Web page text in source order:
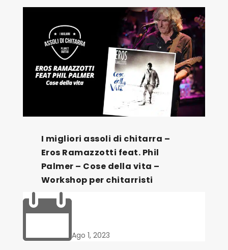
I migliori assoli di chitarra –
Eros Ramazzotti feat. Phil
Palmer – Cose della vita –
Workshop per chitarristi
Ago 1, 2023